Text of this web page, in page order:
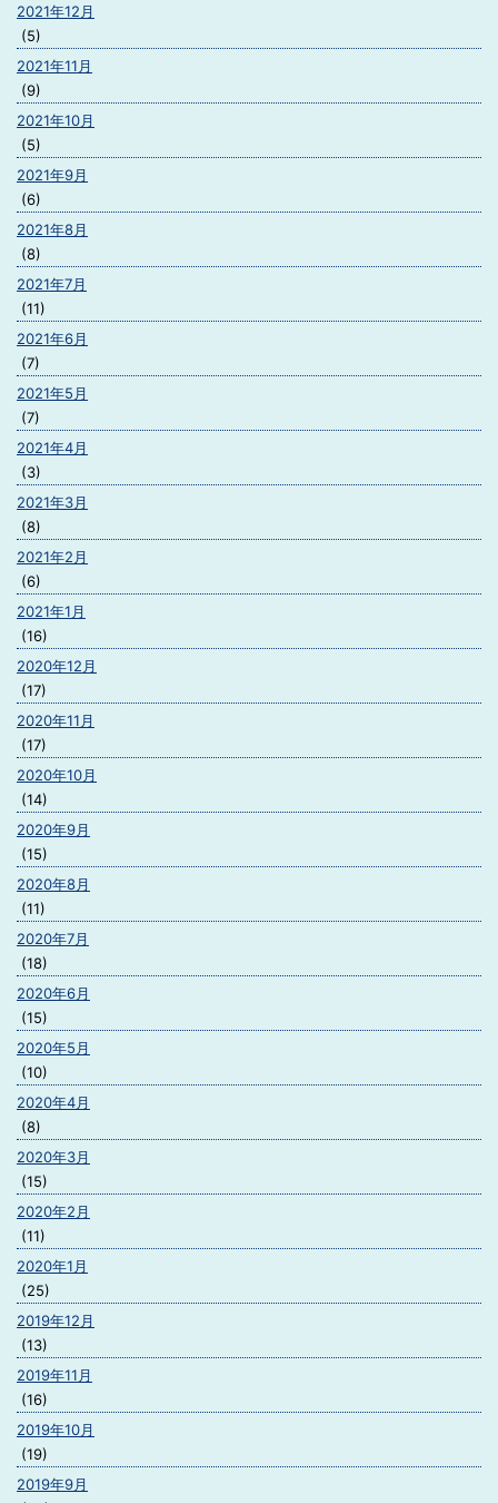
2021年12月
(5)
2021年11月
(9)
2021年10月
(5)
2021年9月
(6)
2021年8月
(8)
2021年7月
(11)
2021年6月
(7)
2021年5月
(7)
2021年4月
(3)
2021年3月
(8)
2021年2月
(6)
2021年1月
(16)
2020年12月
(17)
2020年11月
(17)
2020年10月
(14)
2020年9月
(15)
2020年8月
(11)
2020年7月
(18)
2020年6月
(15)
2020年5月
(10)
2020年4月
(8)
2020年3月
(15)
2020年2月
(11)
2020年1月
(25)
2019年12月
(13)
2019年11月
(16)
2019年10月
(19)
2019年9月